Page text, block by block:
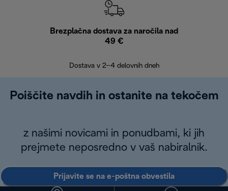
Brezplačna dostava za naročila nad
49 €
Dostava v 2–4 delovnih dneh
Poiščite navdih in ostanite na tekočem
z našimi novicami in ponudbami, ki jih
prejmete neposredno v vaš nabiralnik.
Prijavite se na e-poštna obvestila